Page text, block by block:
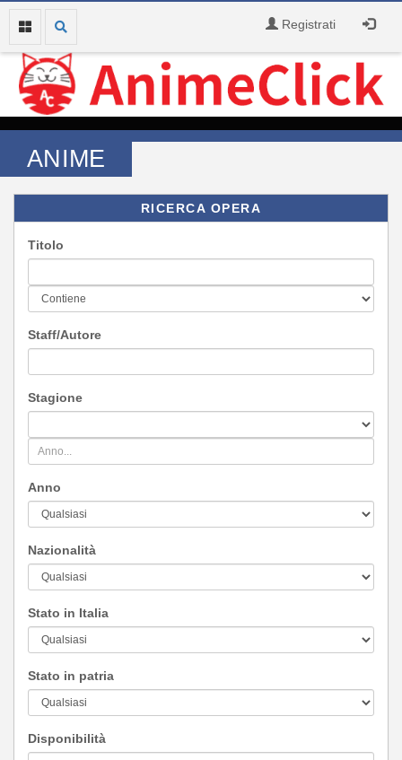
Registrati
ANIME
RICERCA OPERA
Titolo
Staff/Autore
Stagione
Anno
Nazionalità
Stato in Italia
Stato in patria
Disponibilità